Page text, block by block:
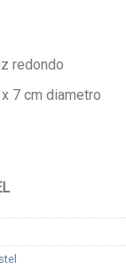
redondo
7 cm diametro